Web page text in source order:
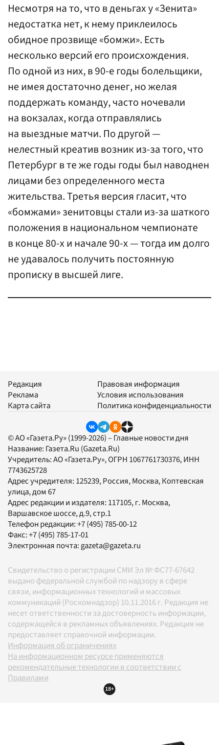
Несмотря на то, что в деньгах у «Зенита»
недостатка нет, к нему приклеилось
обидное прозвище «бомжи». Есть
несколько версий его происхождения.
По одной из них, в 90-е годы болельщики,
не имея достаточно денег, но желая
поддержать команду, часто ночевали
на вокзалах, когда отправлялись
на выездные матчи. По другой —
нелестный креатив возник из-за того, что
Петербург в те же годы годы был наводнен
лицами без определенного места
жительства. Третья версия гласит, что
«бомжами» зенитовцы стали из-за шаткого
положения в национальном чемпионате
в конце 80-х и начале 90-х — тогда им долго
не удавалось получить постоянную
прописку в высшей лиге.
Редакция
Реклама
Карта сайта
Правовая информация
Условия использования
Политика конфиденциальности
© АО «Газета.Ру» (1999-2026) – Главные новости дня
Название: Газета.Ru (Gazeta.Ru)
Учредитель:АО «Газета.Ру», ОГРН 1067761730376, ИНН
7743625728
Адрес учредителя: 125239, Россия, Москва, Коптевская
улица, дом 67
Адрес редакции и издателя: 117105, г. Москва,
Варшавское шоссе, д.9, стр.1
Телефон редакции:+7 (495) 785-00-12
Факс:+7 (495) 785-17-01
Электронная почта: gazeta@gazeta.ru
Свидетельство о регистрации СМИ Эл № ФС77-67642
выдано федеральной службой по надзору в сфере
связи, информационных технологий и массовых
коммуникаций (Роскомнадзор) 10.11.2016 г. Редакция не
несет ответственности за достоверность информации,
содержащейся в рекламных объявлениях. Редакция не
предоставляет справочной информации.
Информация об ограничениях
На информационном ресурсе применяются
рекомендательные технологии в соответствии с
Правилами
18+